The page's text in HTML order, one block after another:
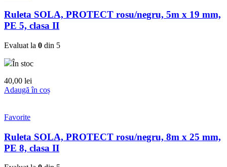
Ruleta SOLA, PROTECT rosu/negru, 5m x 19 mm,
PE 5, clasa II
Evaluat la 0 din 5
În stoc
40,00 lei
Adaugă în coș
Favorite
Ruleta SOLA, PROTECT rosu/negru, 8m x 25 mm,
PE 8, clasa II